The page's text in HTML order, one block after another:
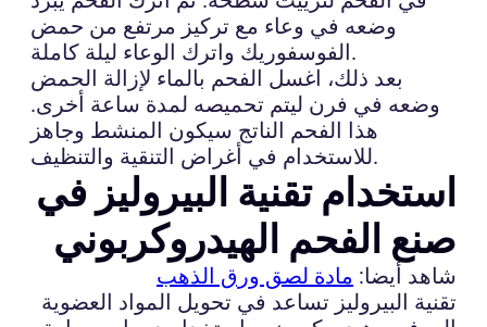
وضعه في وعاء مع تركيز مرتفع من حمض
الفوسفوريك واترك الوعاء ليلة كاملة.
بعد ذلك، اغسل الفحم بالماء لإزالة الحمض
وضعه في فرن ليتم تحميصه لمدة ساعة أخرى.
هذا الفحم الناتج سيكون المنشط وجاهز
للاستخدام في أغراض التنقية والتنظيف.
استخدام تقنية البيروليز في
صنع الفحم الهيدروكربوني
شاهد أيضا: مادة لصق ورق الذهب
تقنية البيروليز تساعد في تحويل المواد العضوية